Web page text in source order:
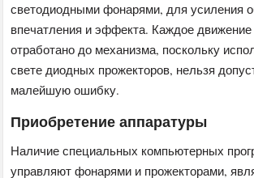
светодиодными фонарями, для усиления
впечатления и эффекта. Каждое
отработано до механизма, поскольку
свете диодных прожекторов, нельзя
малейшую ошибку.
Приобретение аппаратуры
Наличие специальных компьютерных
управляют фонарями и прожекторами,